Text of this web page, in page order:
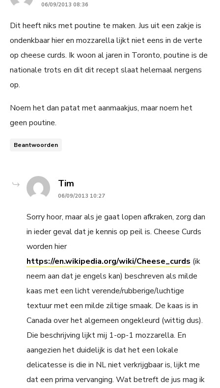
06/09/2013 08:36
Dit heeft niks met poutine te maken. Jus uit een zakje is
ondenkbaar hier en mozzarella lijkt niet eens in de verte
op cheese curds. Ik woon al jaren in Toronto, poutine is de
nationale trots en dit dit recept slaat helemaal nergens
op.
Noem het dan patat met aanmaakjus, maar noem het
geen poutine.
Beantwoorden
Tim
06/09/2013 10:27
Sorry hoor, maar als je gaat lopen afkraken, zorg dan
in ieder geval dat je kennis op peil is. Cheese Curds
worden hier
https://en.wikipedia.org/wiki/Cheese_curds (ik
neem aan dat je engels kan) beschreven als milde
kaas met een licht verende/rubberige/luchtige
textuur met een milde ziltige smaak. De kaas is in
Canada over het algemeen ongekleurd (wittig dus).
Die beschrijving lijkt mij 1-op-1 mozzarella. En
aangezien het duidelijk is dat het een lokale
delicatesse is die in NL niet verkrijgbaar is, lijkt me
dat een prima vervanging. Wat betreft de jus mag ik